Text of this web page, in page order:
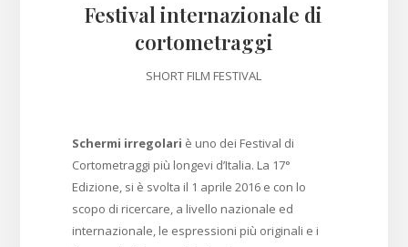
Festival internazionale di
cortometraggi
SHORT FILM FESTIVAL
Schermi irregolari è uno dei Festival di
Cortometraggi più longevi d’Italia. La 17°
Edizione, si è svolta il 1 aprile 2016 e con lo
scopo di ricercare, a livello nazionale ed
internazionale, le espressioni più originali e i